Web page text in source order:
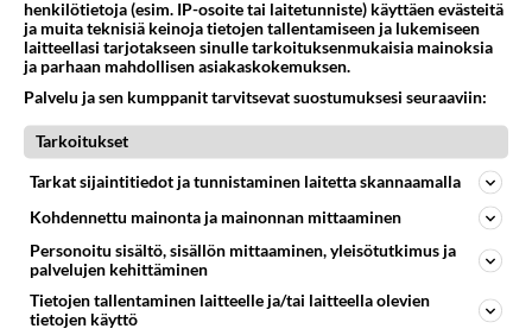
Takaisin ylös
LUETUIMMAT KESKUSTELUT
PÄIVÄ VIIKKO
04.08.2026 16:53
Sinkut
349
1332
2 km on nykyään liian pitkä koulumatka
64
783
henkilötietoja (esim. IP-osoite tai laitetunniste) käyttäen evästeitä
ja muita teknisiä keinoja tietojen tallentamiseen ja lukemiseen
laitteellasi tarjotakseen sinulle tarkoituksenmukaisia mainoksia
ja parhaan mahdollisen asiakaskokemuksen.
Palvelu ja sen kumppanit tarvitsevat suostumuksesi seuraaviin:
Tarkoitukset
Tarkat sijaintitiedot ja tunnistaminen laitetta skannaamalla
Kohdennettu mainonta ja mainonnan mittaaminen
Personoitu sisältö, sisällön mittaaminen, yleisötutkimus ja
palvelujen kehittäminen
Tietojen tallentaminen laitteelle ja/tai laitteella olevien
tietojen käyttö